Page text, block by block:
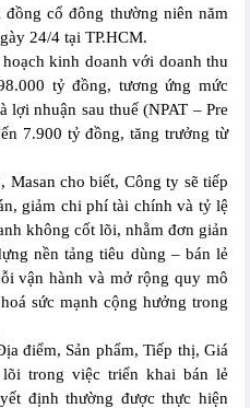
cổ đông thường niên năm
24/4 tại TP.HCM.
kinh doanh với doanh thu
tỷ đồng, tương ứng mức
lợi nhuận sau thuế (NPAT – Pre
7.900 tỷ đồng, tăng trưởng từ
cho biết, Công ty sẽ tiếp
giảm chi phí tài chính và tỷ lệ
không cốt lõi, nhằm đơn giản
nền tảng tiêu dùng – bán lẻ
vận hành và mở rộng quy mô
sức mạnh cộng hưởng trong
điểm, Sản phẩm, Tiếp thị, Giá
trong việc triển khai bán lẻ
định thường được thực hiện